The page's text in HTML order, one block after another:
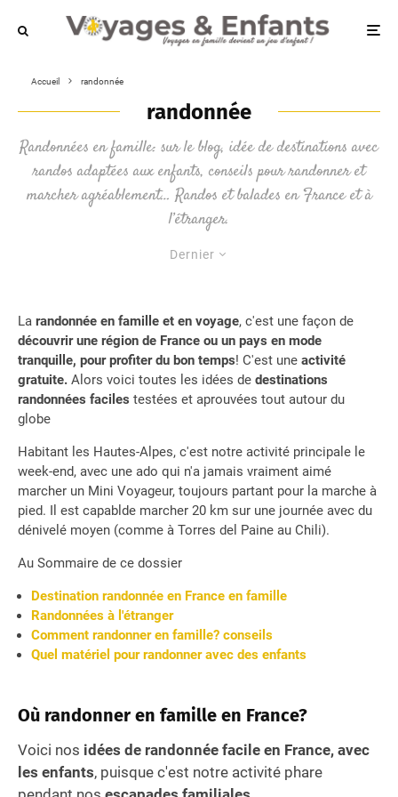
Accueil randonnée
randonnée
Randonnées en famille: sur le blog, idée de destinations avec
randos adaptées aux enfants, conseils pour randonner et
marcher agréablement… Randos et balades en France et à
l’étranger.
Dernier
La randonnée en famille et en voyage, c'est une façon de
découvrir une région de France ou un pays en mode
tranquille, pour profiter du bon temps! C'est une activité
gratuite. Alors voici toutes les idées de destinations
randonnées faciles testées et aprouvées tout autour du
globe
Habitant les Hautes-Alpes, c'est notre activité principale le
week-end, avec une ado qui n'a jamais vraiment aimé
marcher un Mini Voyageur, toujours partant pour la marche à
pied. Il est capablde marcher 20 km sur une journée avec du
dénivelé moyen (comme à Torres del Paine au Chili).
Au Sommaire de ce dossier
Destination randonnée en France en famille
Randonnées à l'étranger
Comment randonner en famille? conseils
Quel matériel pour randonner avec des enfants
Où randonner en famille en France?
Voici nos idées de randonnée facile en France, avec
les enfants, puisque c'est notre activité phare